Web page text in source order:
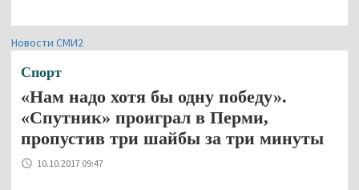
Новости СМИ2
Спорт
«Нам надо хотя бы одну победу».
«Спутник» проиграл в Перми,
пропустив три шайбы за три минуты
10.10.2017 09:47